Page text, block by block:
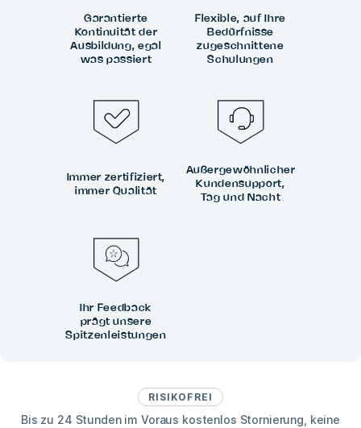
RISIKOFREI
Bis zu 24 Stunden im Voraus kostenlos Stornierung, keine
Garantierte
Kontinuität der
Ausbildung, egal
was passiert
Flexible, auf Ihre
Bedürfnisse
zugeschnittene
Schulungen
Immer zertifiziert,
immer Qualität
Außergewöhnlicher
Kundensupport,
Tag und Nacht
Ihr Feedback
prägt unsere
Spitzenleistungen